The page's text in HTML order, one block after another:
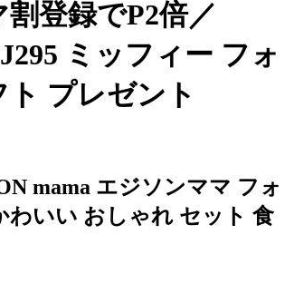
登録でP2倍／
ミッフィー フォ
プレゼント
mama エジソンママ フォ
わいい おしゃれ セット 食